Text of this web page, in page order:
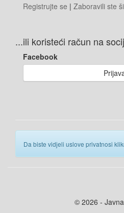
Registrujte se | Zaboravili ste
...ili koristeći račun na
Facebook
Da biste vidjeli uslove privatnosi
© 2026 -